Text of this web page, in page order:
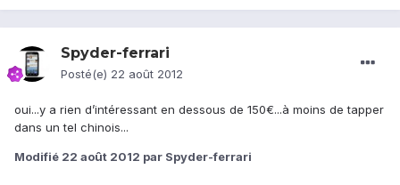
Spyder-ferrari
Posté(e) 22 août 2012
oui...y a rien d’intéressant en dessous de 150€...à moins de tapper
dans un tel chinois...
Modifié 22 août 2012 par Spyder-ferrari